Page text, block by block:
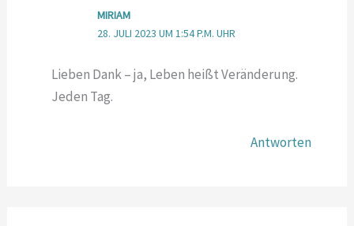
MIRIAM
28. JULI 2023 UM 1:54 P.M. UHR
Lieben Dank – ja, Leben heißt Veränderung.
Jeden Tag.
Antworten